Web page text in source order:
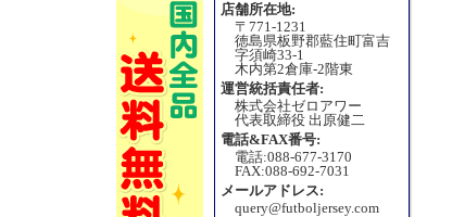
店舗所在地:
〒771-1231
徳島県板野郡藍住町富吉
字須崎33-1
木内第2倉庫-2階東
運営統括責任者:
株式会社ゼロアワー
代表取締役 出原健二
電話&FAX番号:
電話:088-677-3170
FAX:088-692-7031
メールアドレス:
query@futboljersey.com